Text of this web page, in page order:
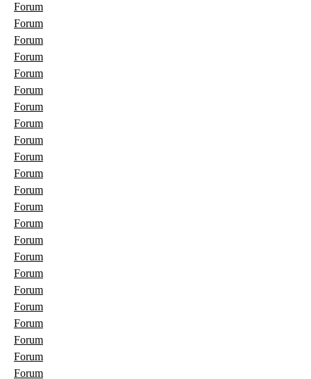
Forum
Forum
Forum
Forum
Forum
Forum
Forum
Forum
Forum
Forum
Forum
Forum
Forum
Forum
Forum
Forum
Forum
Forum
Forum
Forum
Forum
Forum
Forum